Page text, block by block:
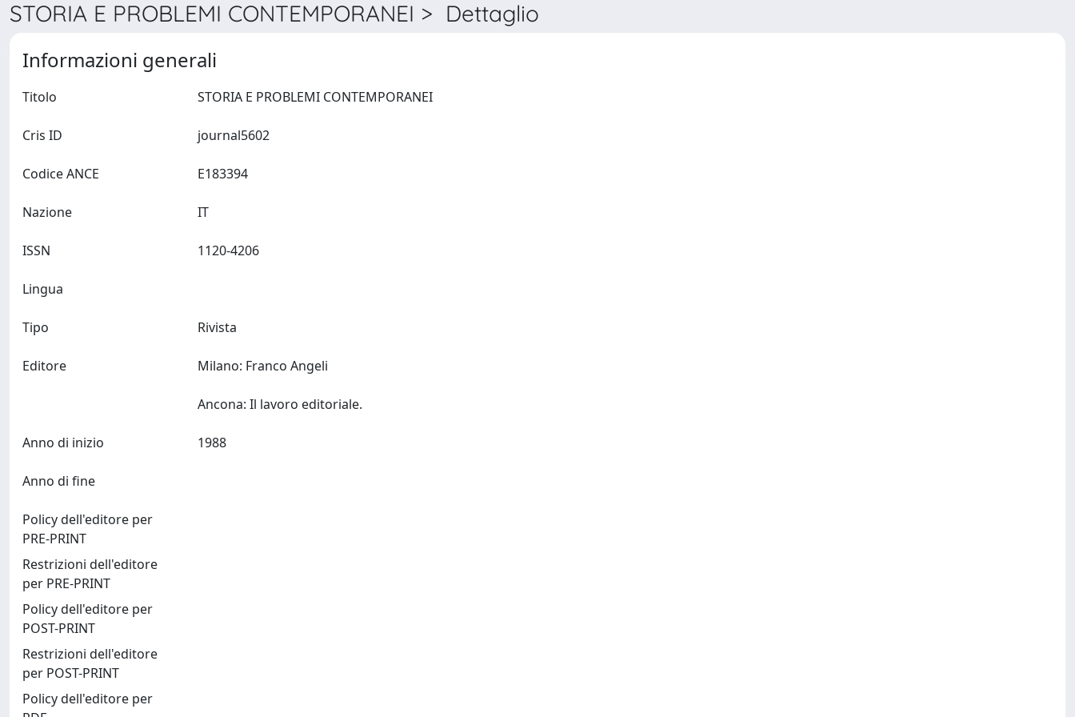
STORIA E PROBLEMI CONTEMPORANEI > Dettaglio
Informazioni generali
Titolo
Cris ID
Codice ANCE
Nazione
ISSN
Lingua
Tipo Rivista
Editore Milano: Franco Angeli
Anno di inizio
Anno di fine
Policy dell'editore per
PRE-PRINT
Restrizioni dell'editore
per PRE-PRINT
Policy dell'editore per
POST-PRINT
Restrizioni dell'editore
per POST-PRINT
Policy dell'editore per